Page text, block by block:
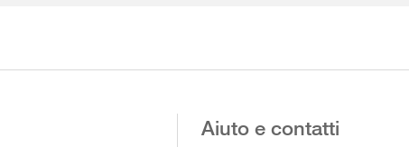
Aiuto e contatti